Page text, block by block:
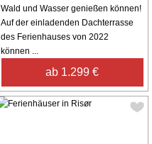
Wald und Wasser genießen können!
Auf der einladenden Dachterrasse
des Ferienhauses von 2022
können ...
ab 1.299 €